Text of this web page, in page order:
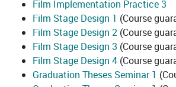
Film Implementation Practice 3
Film Stage Design 1 (Course
Film Stage Design 2 (Course
Film Stage Design 3 (Course
Film Stage Design 4 (Course
Graduation Theses Seminar 1